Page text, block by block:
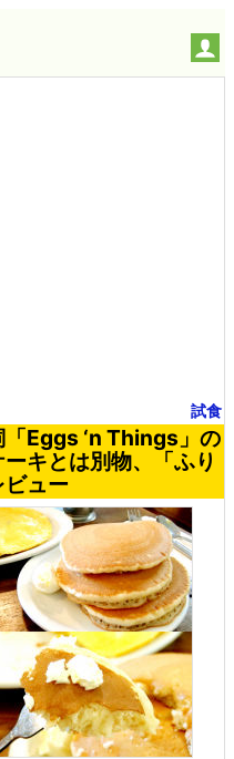
試食
Eggs ‘n Things」の
キとは別物、「ふり
ュー